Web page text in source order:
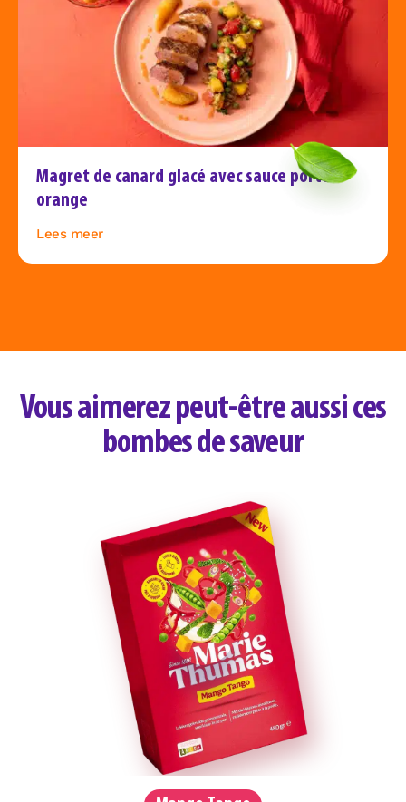
Magret de canard glacé avec sauce porto-
orange
Lees meer
Vous aimerez peut-être aussi ces
bombes de saveur